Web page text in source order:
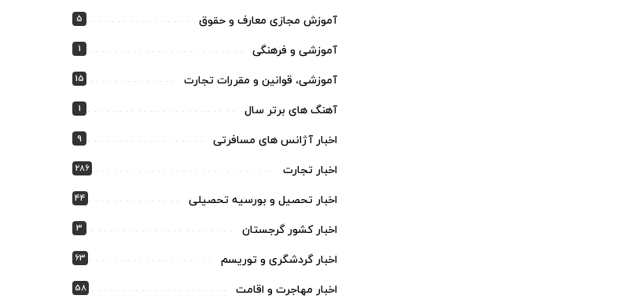
آموزش مجازی معارف و حقوق 5
آموزشی و فرهنگی 1
آموزشی، قوانین و مقررات تجارت 15
آهنگ های برتر سال 1
اخبار آژانس های مسافرتی 9
اخبار تجارت 286
اخبار تحصیل و بورسیه تحصیلی 44
اخبار کشور گرجستان 3
اخبار گردشگری و توریسم 63
اخبار مهاجرت و اقامت 58